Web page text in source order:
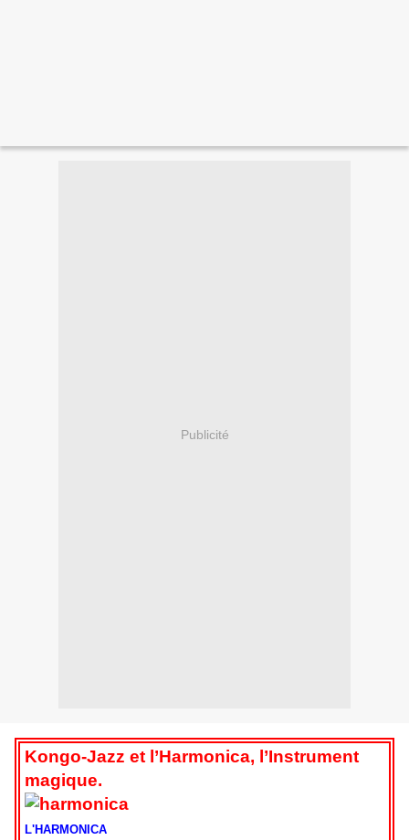
Publicité
Kongo-Jazz et l’Harmonica, l’Instrument
magique.
L'HARMONICA